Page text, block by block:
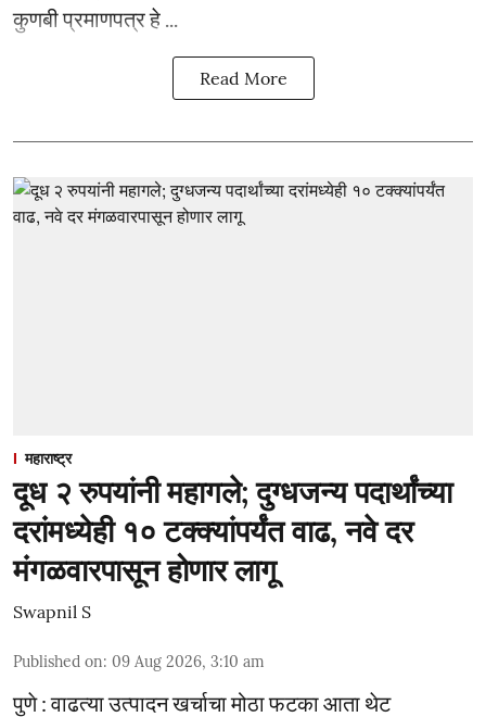
कुणबी प्रमाणपत्र हे ...
Read More
महाराष्ट्र
दूध २ रुपयांनी महागले; दुग्धजन्य पदार्थांच्या
दरांमध्येही १० टक्क्यांपर्यंत वाढ, नवे दर
मंगळवारपासून होणार लागू
Swapnil S
Published on: 09 Aug 2026, 3:10 am
पुणे : वाढत्या उत्पादन खर्चाचा मोठा फटका आता थेट